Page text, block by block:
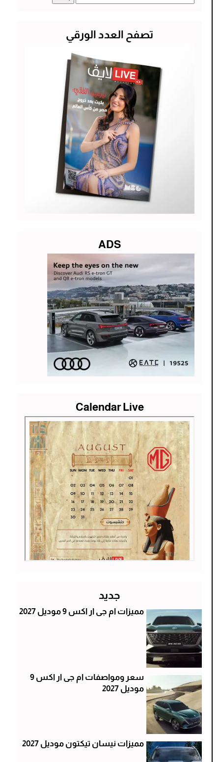
عن:
تصفح العدد الورقي
ADS
Calendar Live
جديد
مميزات ام جى ار اكس 9 موديل 2027
سعر ومواصفات ام جى ار اكس 9
موديل 2027
مميزات نيسان تيكتون موديل 2027